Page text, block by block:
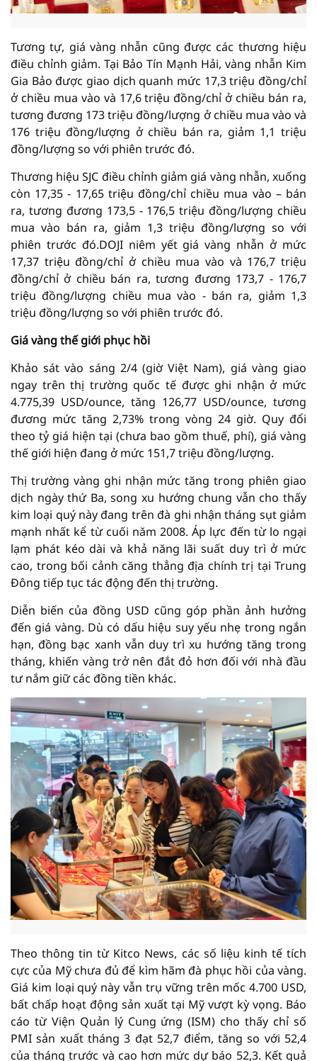
Tương tự, giá vàng nhẫn cũng được các thương hiệu
điều chỉnh giảm. Tại Bảo Tín Mạnh Hải, vàng nhẫn Kim
Gia Bảo được giao dịch quanh mức 17,3 triệu đồng/chỉ
ở chiều mua vào và 17,6 triệu đồng/chỉ ở chiều bán ra,
tương đương 173 triệu đồng/lượng ở chiều mua vào và
176 triệu đồng/lượng ở chiều bán ra, giảm 1,1 triệu
đồng/lượng so với phiên trước đó.
Thương hiệu SJC điều chỉnh giảm giá vàng nhẫn, xuống
còn 17,35 - 17,65 triệu đồng/chỉ chiều mua vào – bán
ra, tương đương 173,5 - 176,5 triệu đồng/lượng chiều
mua vào bán ra, giảm 1,3 triệu đồng/lượng so với
phiên trước đó.DOJI niêm yết giá vàng nhẫn ở mức
17,37 triệu đồng/chỉ ở chiều mua vào và 176,7 triệu
đồng/chỉ ở chiều bán ra, tương đương 173,7 - 176,7
triệu đồng/lượng chiều mua vào - bán ra, giảm 1,3
triệu đồng/lượng so với phiên trước đó.
Giá vàng thế giới phục hồi
Khảo sát vào sáng 2/4 (giờ Việt Nam), giá vàng giao
ngay trên thị trường quốc tế được ghi nhận ở mức
4.775,39 USD/ounce, tăng 126,77 USD/ounce, tương
đương mức tăng 2,73% trong vòng 24 giờ. Quy đổi
theo tỷ giá hiện tại (chưa bao gồm thuế, phí), giá vàng
thế giới hiện đang ở mức 151,7 triệu đồng/lượng.
Thị trường vàng ghi nhận mức tăng trong phiên giao
dịch ngày thứ Ba, song xu hướng chung vẫn cho thấy
kim loại quý này đang trên đà ghi nhận tháng sụt giảm
mạnh nhất kể từ cuối năm 2008. Áp lực đến từ lo ngại
lạm phát kéo dài và khả năng lãi suất duy trì ở mức
cao, trong bối cảnh căng thẳng địa chính trị tại Trung
Đông tiếp tục tác động đến thị trường.
Diễn biến của đồng USD cũng góp phần ảnh hưởng
đến giá vàng. Dù có dấu hiệu suy yếu nhẹ trong ngắn
hạn, đồng bạc xanh vẫn duy trì xu hướng tăng trong
tháng, khiến vàng trở nên đắt đỏ hơn đối với nhà đầu
tư nắm giữ các đồng tiền khác.
Theo thông tin từ Kitco News, các số liệu kinh tế tích
cực của Mỹ chưa đủ để kìm hãm đà phục hồi của vàng.
Giá kim loại quý này vẫn trụ vững trên mốc 4.700 USD,
bất chấp hoạt động sản xuất tại Mỹ vượt kỳ vọng. Báo
cáo từ Viện Quản lý Cung ứng (ISM) cho thấy chỉ số
PMI sản xuất tháng 3 đạt 52,7 điểm, tăng so với 52,4
của tháng trước và cao hơn mức dự báo 52,3. Kết quả